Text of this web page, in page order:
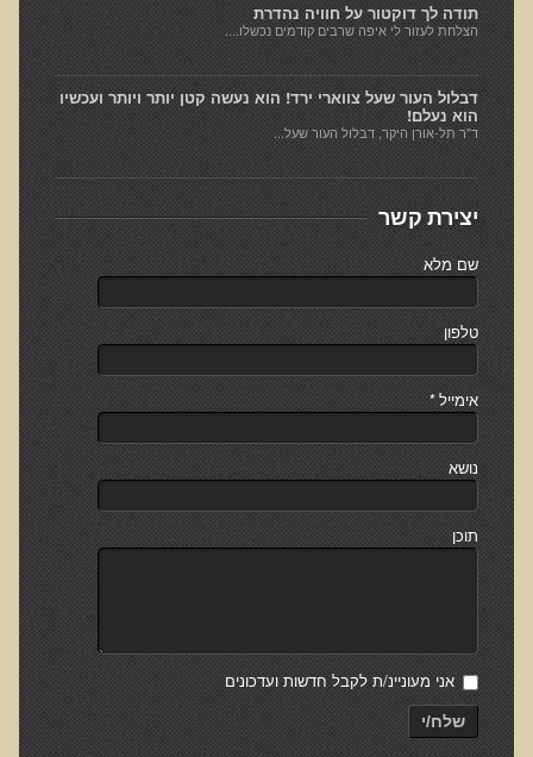
חילוף חומרים
אלקטרומגנטיקה
מחלות כלי דם ולב
מתכות רעילות ורפואת שיניים ביולוגית
תזונה מהחי
מערכת התריס
צמחונים, טבעונים או אוכלי כל
ד"ר תל-אורן ב-YouTube
תזונה בריאה
הפסקת ההפלרה
מתכונים בריאים
קריאה נוספת
פוסטים נבחרים מדף הפייסבוק
חומצה אוקסלית
כל מה שרציתם לדעת על מים
שמן קוקוס - השמן בריא ביותר!
האם אפשר בכל מצב רפואי לאכול על פי עשרת המזונות
תודה לך דוקטור על חוויה נהדרת
הצלחת לעזור לי איפה שרבים קודמים נכשלו....
דבלול העור שעל צווארי ירד! הוא נעשה קטן יותר ויותר ועכשיו
הוא נעלם!
ד"ר תל-אורן היקר, דבלול העור שעל...
יצירת קשר
שם מלא
טלפון
אימייל*
נושא
תוכן
אני מעוניינ/ת לקבל חדשות ועדכונים
שלח/י